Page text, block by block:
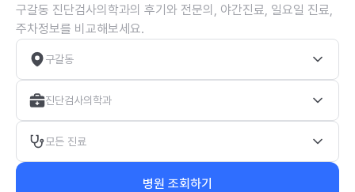
구갈동 진단검사의학과의 후기와 전문의, 야간진료, 일요일 진료,
주차정보를 비교해보세요.
구갈동
진단검사의학과
모든 진료
병원 조회하기